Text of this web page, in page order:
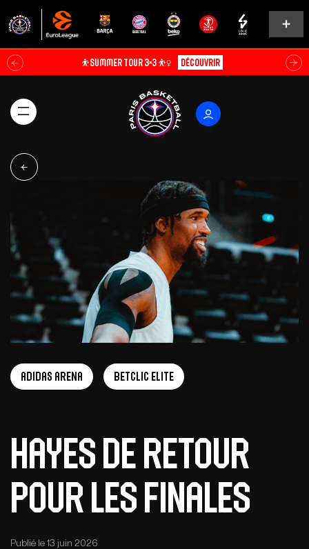
⛹️SUMMER TOUR 3×3 ⛹️‍♀️ Découvrir
adidas arena Betclic Elite
Hayes de retour
pour les Finales
Publié le 13 juin 2026